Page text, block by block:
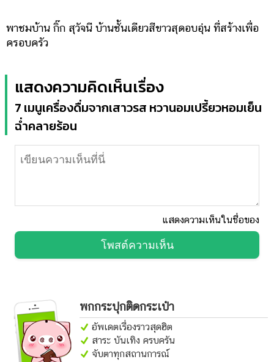
พาชมบ้าน กิ๊ก สุวัจนี บ้านชั้นเดียวสีขาวสุดอบอุ่น ที่สร้างเพื่อ
ครอบครัว
แสดงความคิดเห็นเรื่อง
7 เมนูเครื่องดื่มจากเสาวรส หวานอมเปรี้ยวหอมเย็น
ฉ่ำคลายร้อน
แสดงความเห็นในชื่อของ
โพสต์ความเห็น
พกกระปุกติดกระเป๋า
อัพเดตเรื่องราวสุดฮิต
สาระ บันเทิง ครบครัน
จับตาทุกสถานการณ์